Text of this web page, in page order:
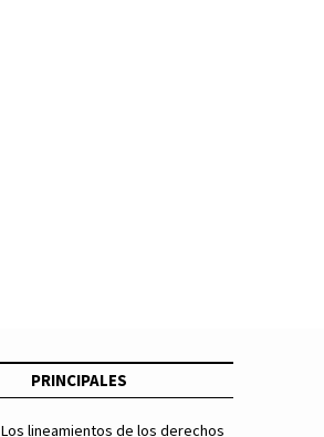
PRINCIPALES
Los lineamientos de los derechos